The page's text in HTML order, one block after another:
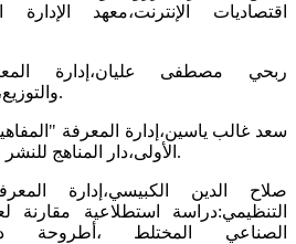
اقتصاديات الإنترنت،معهد
والتوزيع،الطبعة الأولى،الأردن،2008.
الأولى،دار المناهج للنشر والتوزيع عمان،الأردن،2007.
التنظيمي:دراسة استطلاعية
الصناعي المختلط ،أطروحة